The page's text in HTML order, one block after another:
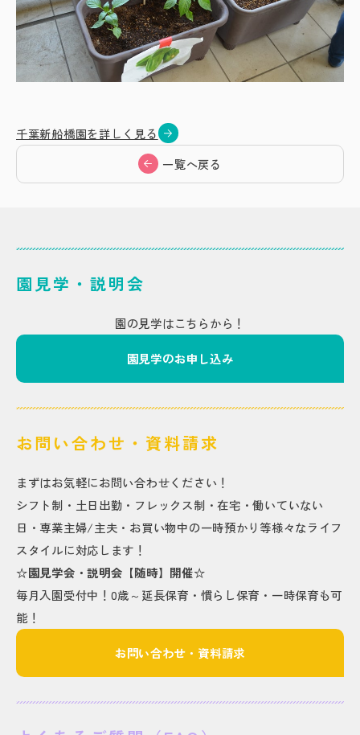
千葉新船橋園を詳しく見る
一覧へ戻る
園見学・説明会
園の見学はこちらから！
園見学のお申し込み
お問い合わせ・資料請求
まずはお気軽にお問い合わせください！
シフト制・土日出勤・フレックス制・在宅・働いていない
日・専業主婦/主夫・お買い物中の一時預かり等様々なライフ
スタイルに対応します！
☆園見学会・説明会【随時】開催☆
毎月入園受付中！0歳～延長保育・慣らし保育・一時保育も可
能！
お問い合わせ・資料請求